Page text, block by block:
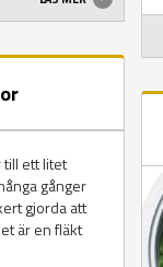
ett litet
gånger
gjorda att
är en fläkt